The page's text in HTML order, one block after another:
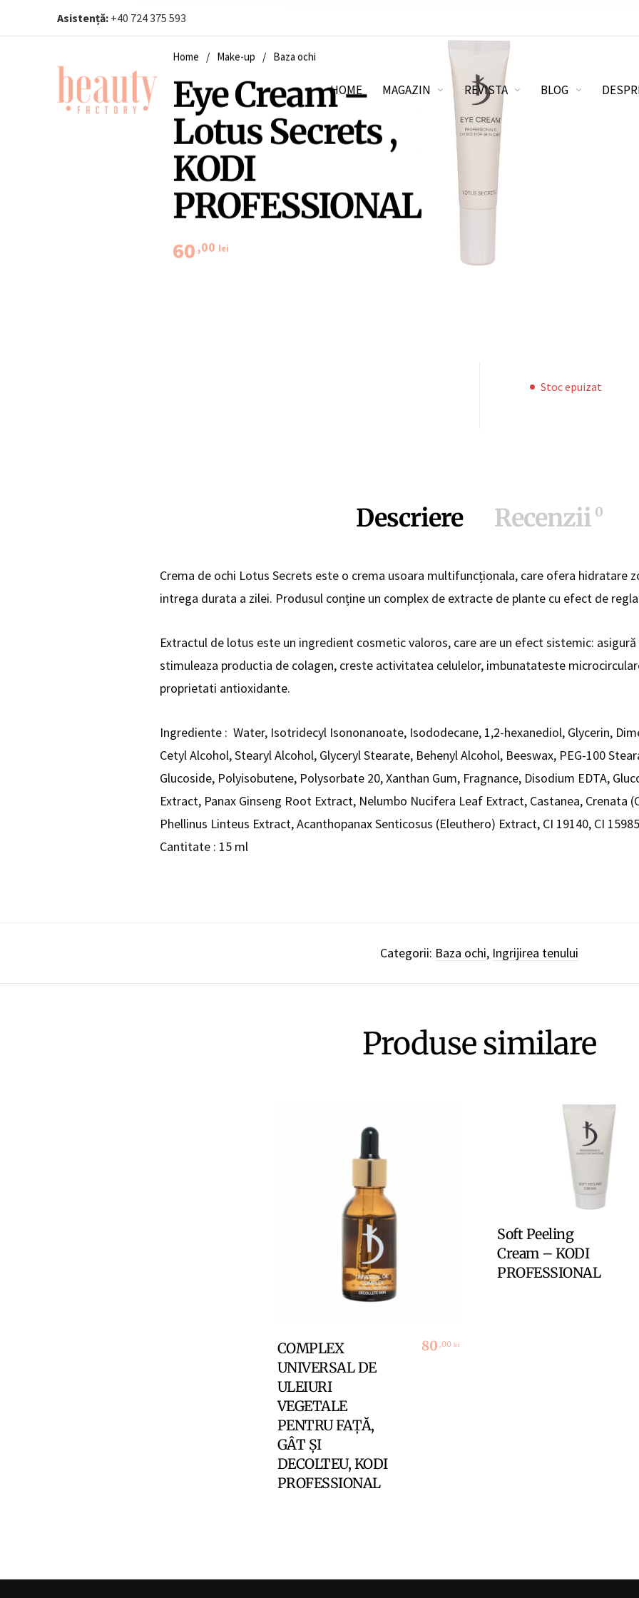
Asistență: +40 724 375 593‬
HOME MAGAZIN REVISTA BLOG
Home / Make-up / Baza ochi
Eye Cream –
Lotus Secrets ,
KODI
PROFESSIONAL
60,00 lei
Stoc epuizat
Descriere Recenzii 0
Crema de ochi Lotus Secrets este o crema usoara multifuncționala, care ofera hidratare
intrega durata a zilei. Produsul conține un complex de extracte de plante cu efect de
Extractul de lotus este un ingredient cosmetic valoros, care are un efect sistemic:
stimuleaza productia de colagen, creste activitatea celulelor, imbunatateste
proprietati antioxidante.
Ingrediente : Water, Isotridecyl Isononanoate, Isododecane, 1,2-hexanediol, Glycerin,
Cetyl Alcohol, Stearyl Alcohol, Glyceryl Stearate, Behenyl Alcohol, Beeswax, PEG-100
Glucoside, Polyisobutene, Polysorbate 20, Xanthan Gum, Fragnance, Disodium EDTA,
Extract, Panax Ginseng Root Extract, Nelumbo Nucifera Leaf Extract, Castanea, Crenata
Phellinus Linteus Extract, Acanthopanax Senticosus (Eleuthero) Extract, CI 19140, CI
Cantitate : 15 ml
Categorii: Baza ochi, Ingrijirea tenului
Produse similare
Citește Mai Mult
COMPLEX
UNIVERSAL DE
ULEIURI
VEGETALE
PENTRU FAȚĂ,
GÂT ȘI
DECOLTEU, KODI
PROFESSIONAL
80 ,00 lei
Citește Mai
Soft Peeling
Cream – KODI
PROFESSIONAL